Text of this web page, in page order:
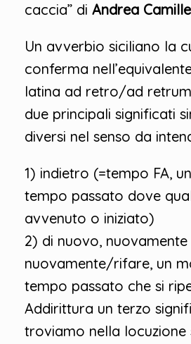
caccia” di Andrea
Un avverbio siciliano la
conferma
latina ad retro/ad
due principali significati
diversi nel senso da
1) indietro (=tempo FA,
tempo passato dove
avvenuto o iniziato)
2) di nuovo,
nuovamente/rifare, un
tempo passato che si
Addirittura un terzo
troviamo nella locuzione